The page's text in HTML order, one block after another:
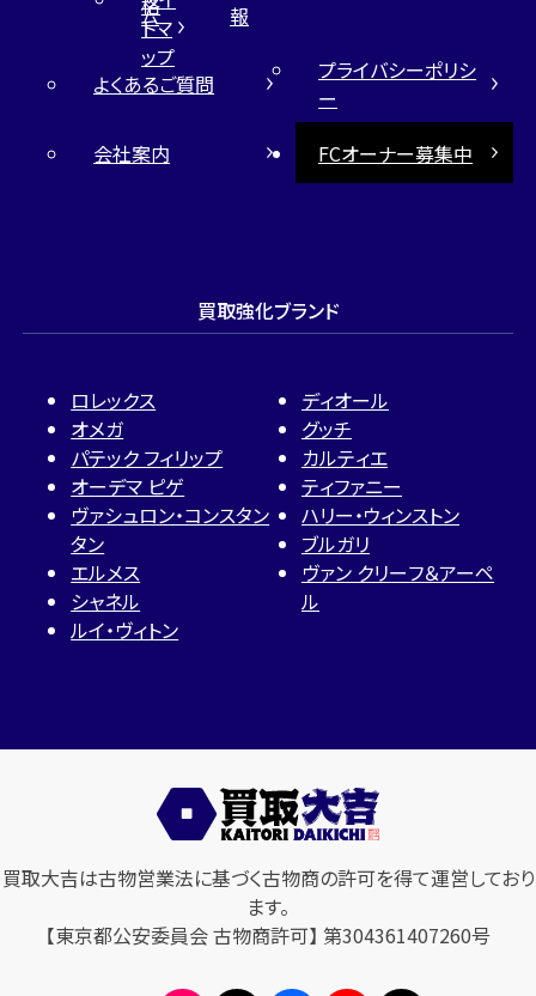
ム
報
トマ
ップ
よくあるご質問
プライバシーポリシ
ー
会社案内
FCオーナー募集中
買取強化ブランド
ロレックス
オメガ
パテック フィリップ
オーデマ ピゲ
ヴァシュロン・コンスタン
タン
エルメス
シャネル
ルイ・ヴィトン
ディオール
グッチ
カルティエ
ティファニー
ハリー・ウィンストン
ブルガリ
ヴァン クリーフ＆アーペ
ル
買取大吉は古物営業法に基づく古物商の許可を得て運営しており
ます。
【東京都公安委員会 古物商許可】 第304361407260号